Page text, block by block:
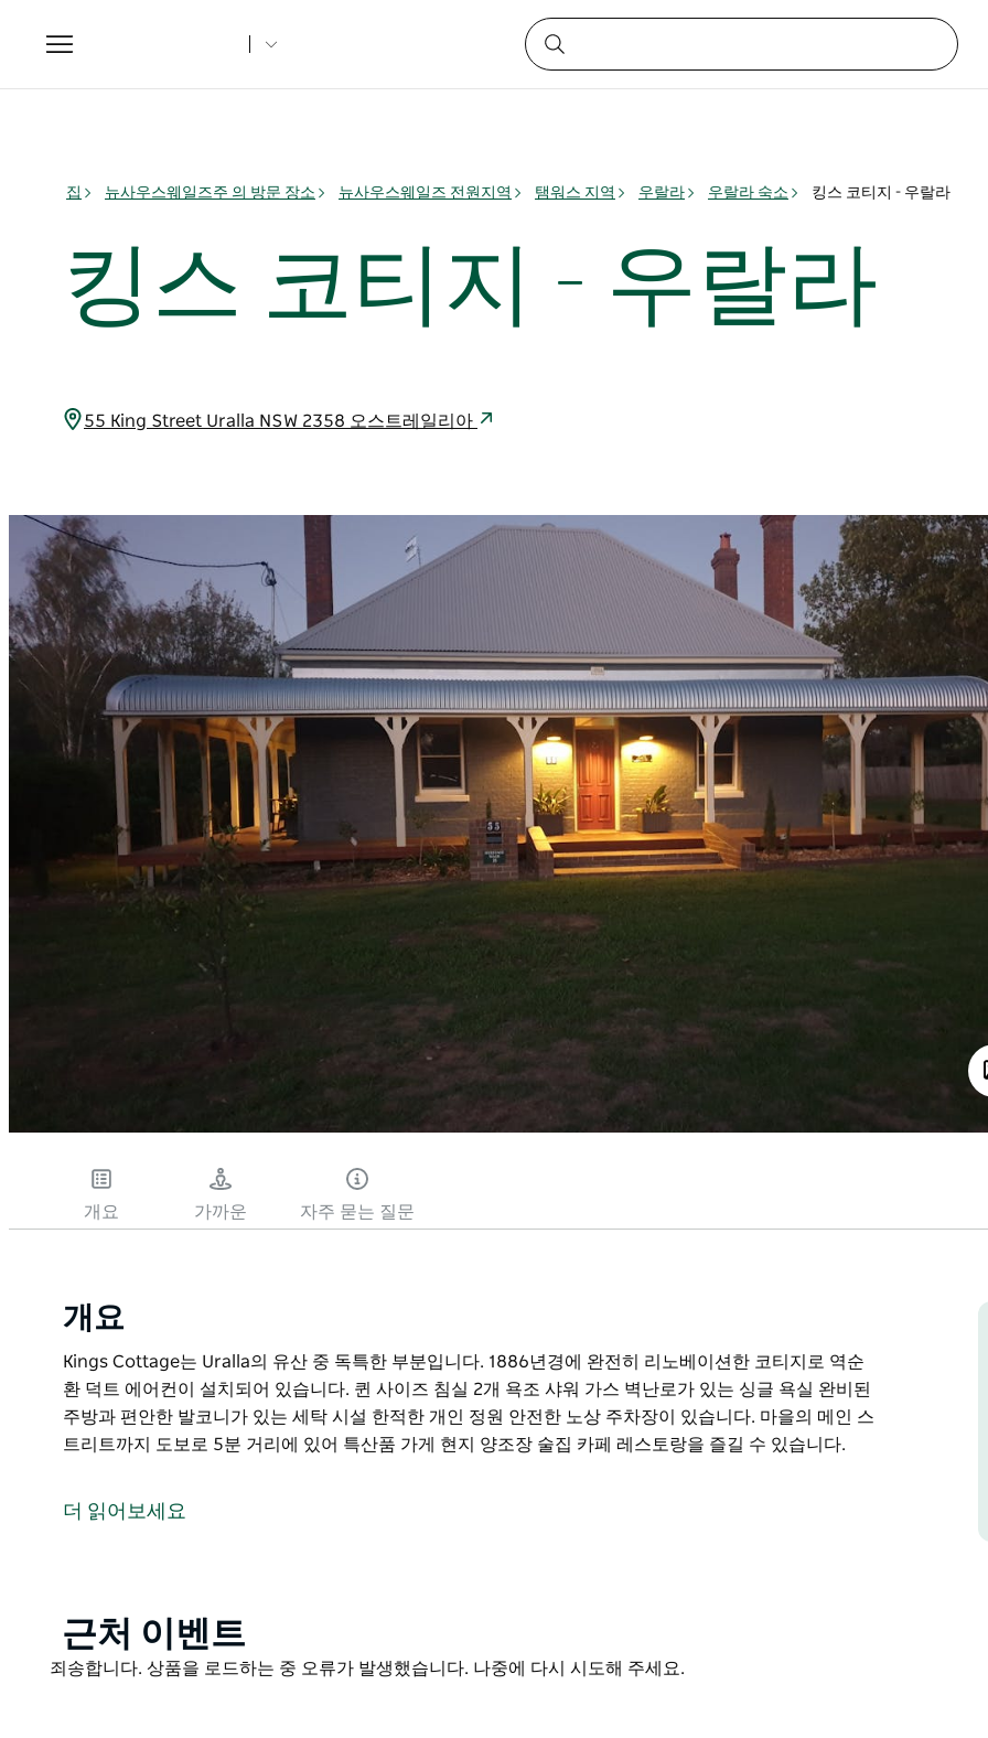
Toggle
navigation
집 뉴사우스웨일즈주 의 방문 장소 뉴사우스웨일즈 전원지역 탬워스 지역 우랄라 우랄라 숙소 킹스 코티지 - 우랄라
킹스 코티지 - 우랄라
55 King Street Uralla NSW 2358 오스트레일리아
개요 가까운 자주 묻는 질문
개요
Kings Cottage는 Uralla의 유산 중 독특한 부분입니다. 1886년경에 완전히 리노베이션한 코티지로 역순
환 덕트 에어컨이 설치되어 있습니다. 퀸 사이즈 침실 2개 욕조 샤워 가스 벽난로가 있는 싱글 욕실 완비된
주방과 편안한 발코니가 있는 세탁 시설 한적한 개인 정원 안전한 노상 주차장이 있습니다. 마을의 메인 스
트리트까지 도보로 5분 거리에 있어 특산품 가게 현지 양조장 술집 카페 레스토랑을 즐길 수 있습니다.
환 덕트 에어컨이 설치되어 있습니다.
수 있습니다.
더 읽어보세요
Product
List
근처 이벤트
Product
죄송합니다. 상품을 로드하는 중 오류가 발생했습니다. 나중에 다시 시도해 주세요.